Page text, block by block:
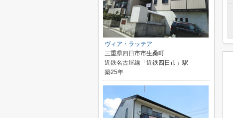
ヴィア・ラッテア
三重県四日市市生桑町
近鉄名古屋線「近鉄四日市」駅
築25年